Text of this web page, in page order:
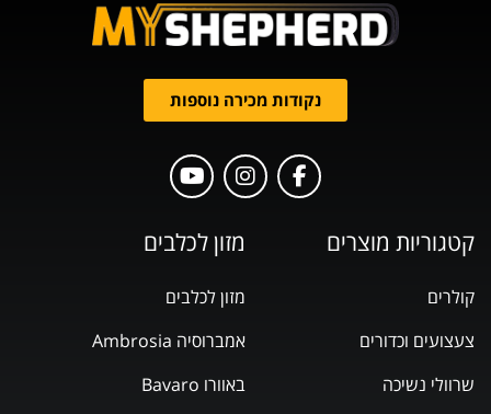
מזון לכלבים
מזון לכלבים
אמברוסיה Ambrosia
באוורו Bavaro
קטגוריות מוצרים
קולרים
צעצועים וכדורים
שרוולי נשיכה
נקודות מכירה נוספות